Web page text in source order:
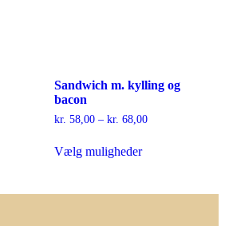
Sandwich m. kylling og
bacon
kr. 58,00 – kr. 68,00
Vælg muligheder